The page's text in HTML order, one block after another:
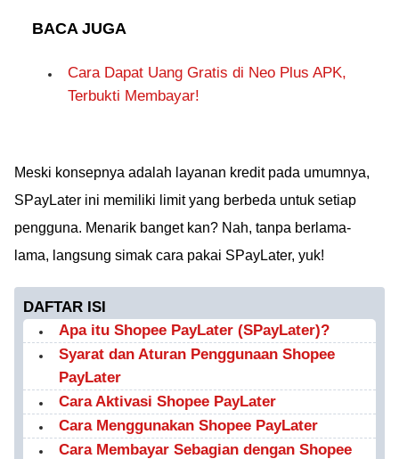
BACA JUGA
Cara Dapat Uang Gratis di Neo Plus APK,
Terbukti Membayar!
Meski konsepnya adalah layanan kredit pada umumnya,
SPayLater ini memiliki limit yang berbeda untuk setiap
pengguna. Menarik banget kan? Nah, tanpa berlama-
lama, langsung simak cara pakai SPayLater, yuk!
DAFTAR ISI
Apa itu Shopee PayLater (SPayLater)?
Syarat dan Aturan Penggunaan Shopee
PayLater
Cara Aktivasi Shopee PayLater
Cara Menggunakan Shopee PayLater
Cara Membayar Sebagian dengan Shopee